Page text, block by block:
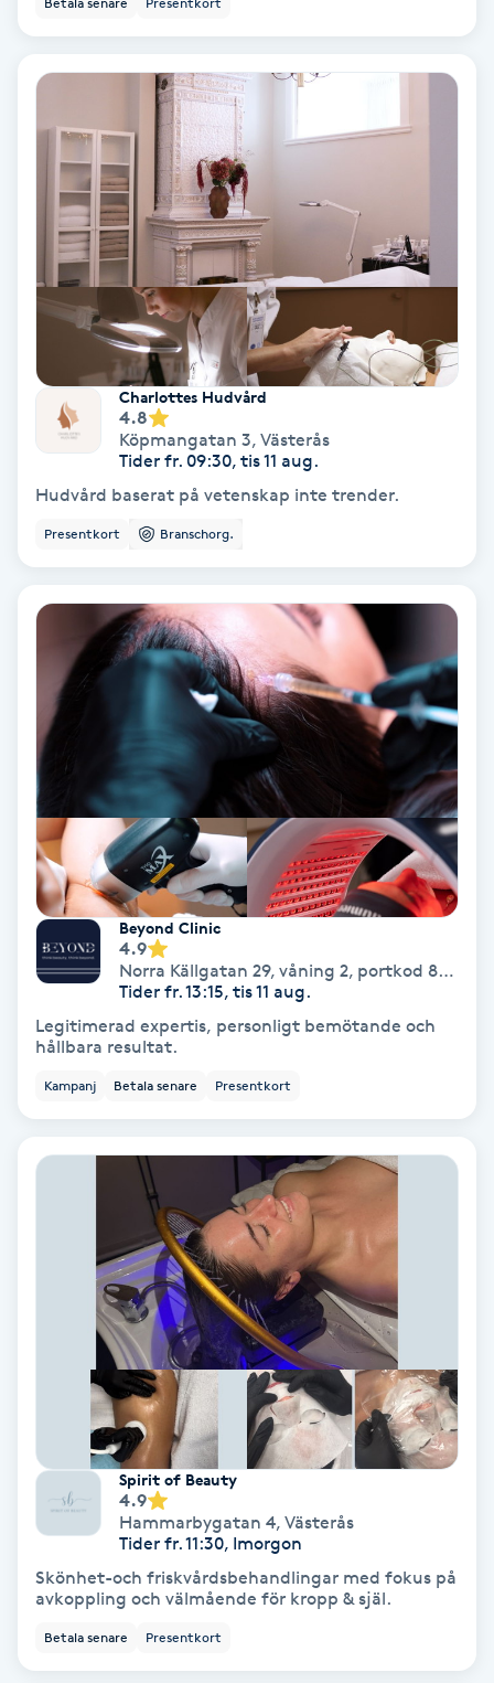
Balayage
Bambumassage
Barnklippning
Bottenfärg
Brynformning
Brynfärgning
Brynplockning
Bröllopsuppsättning
Celluliter
Coachning
Color correction
Damklippning
Diamantslipning
Enzympeeling
Extensions
Extensions borttagning
Eyeliner-tatuering
Face framing
Charlottes Hudvård
4.8
Köpmangatan 3, Västerås
Tider fr. 09:30, tis 11 aug.
Hudvård baserat på vetenskap inte trender.
Presentkort Branschorg.
Beyond Clinic
4.9
Norra Källgatan 29, våning 2, portkod 8844,
Tider fr. 13:15, tis 11 aug.
Legitimerad expertis, personligt bemötande och
hållbara resultat.
Kampanj Betala senare Presentkort
Spirit of Beauty
4.9
Hammarbygatan 4, Västerås
Tider fr. 11:30, Imorgon
Skönhet-och friskvårdsbehandlingar med fokus på
avkoppling och välmående för kropp & själ.
Betala senare Presentkort